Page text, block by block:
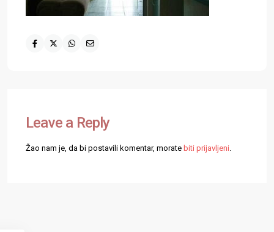
Leave a Reply
Žao nam je, da bi postavili komentar, morate biti prijavljeni.